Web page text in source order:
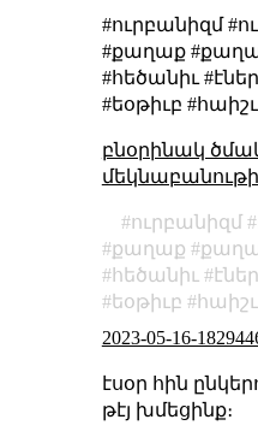
#ուրբանիզմ
#քաղաք
#հեծանիւ
#եօթիւբ
բնօրինակ
ուրբանիզմ
քաղաք
հեծանիւ
եօթիւբ
հաիշւ
2023-05-16-
էսօր հին
թէյ խմեցինք։